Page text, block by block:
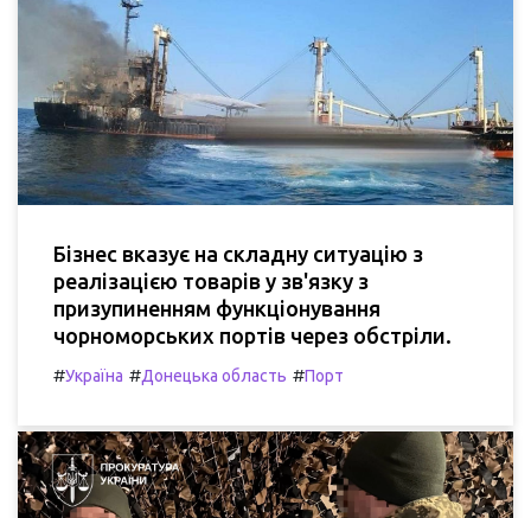
Бізнес вказує на складну ситуацію з
реалізацією товарів у зв'язку з
призупиненням функціонування
чорноморських портів через обстріли.
#Україна #Донецька область #Порт